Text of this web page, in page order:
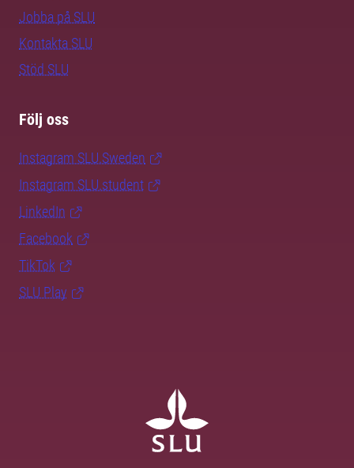
Jobba på SLU
Kontakta SLU
Stöd SLU
Följ oss
Instagram SLU.Sweden
Instagram SLU.student
LinkedIn
Facebook
TikTok
SLU Play